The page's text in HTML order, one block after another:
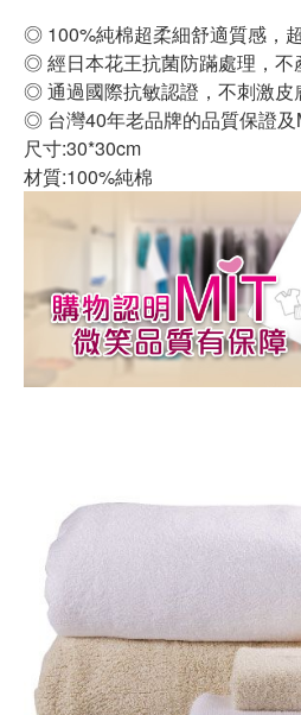
◎ 100%純棉超柔細舒適質感，
◎ 經日本花王抗菌防蹣處理，不
◎ 通過國際抗敏認證，不刺激皮
◎ 台灣40年老品牌的品質保證及
尺寸:30*30cm
材質:100%純棉